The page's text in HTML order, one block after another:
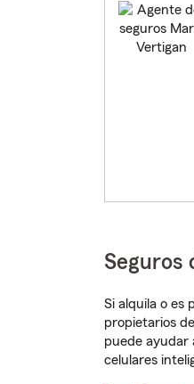
Seguros
Si alquila o es
propietarios
puede ayudar
celulares